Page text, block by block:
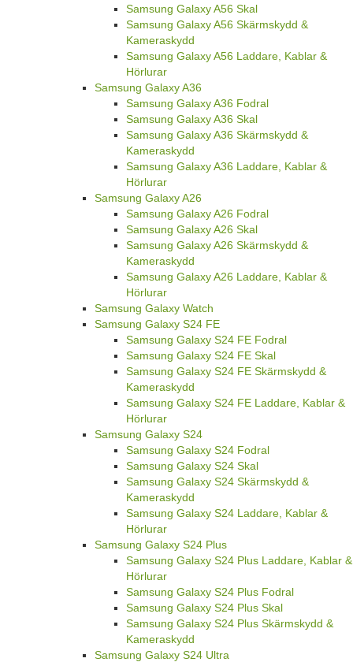
Samsung Galaxy A56 Skal
Samsung Galaxy A56 Skärmskydd &
Kameraskydd
Samsung Galaxy A56 Laddare, Kablar &
Hörlurar
Samsung Galaxy A36
Samsung Galaxy A36 Fodral
Samsung Galaxy A36 Skal
Samsung Galaxy A36 Skärmskydd &
Kameraskydd
Samsung Galaxy A36 Laddare, Kablar &
Hörlurar
Samsung Galaxy A26
Samsung Galaxy A26 Fodral
Samsung Galaxy A26 Skal
Samsung Galaxy A26 Skärmskydd &
Kameraskydd
Samsung Galaxy A26 Laddare, Kablar &
Hörlurar
Samsung Galaxy Watch
Samsung Galaxy S24 FE
Samsung Galaxy S24 FE Fodral
Samsung Galaxy S24 FE Skal
Samsung Galaxy S24 FE Skärmskydd &
Kameraskydd
Samsung Galaxy S24 FE Laddare, Kablar &
Hörlurar
Samsung Galaxy S24
Samsung Galaxy S24 Fodral
Samsung Galaxy S24 Skal
Samsung Galaxy S24 Skärmskydd &
Kameraskydd
Samsung Galaxy S24 Laddare, Kablar &
Hörlurar
Samsung Galaxy S24 Plus
Samsung Galaxy S24 Plus Laddare, Kablar &
Hörlurar
Samsung Galaxy S24 Plus Fodral
Samsung Galaxy S24 Plus Skal
Samsung Galaxy S24 Plus Skärmskydd &
Kameraskydd
Samsung Galaxy S24 Ultra